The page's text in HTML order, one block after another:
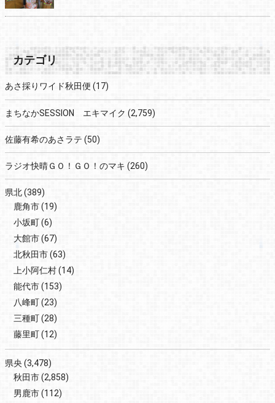
カテゴリ
あさ採りワイド秋田便 (17)
まちなかSESSION エキマイク (2,759)
佐藤有希のあさラテ (50)
ラジオ快晴ＧＯ！ＧＯ！のマキ (260)
県北(389)
鹿角市(19)
小坂町(6)
大館市(67)
北秋田市(63)
上小阿仁村(14)
能代市(153)
八峰町(23)
三種町(28)
藤里町(12)
県央 (3,478)
秋田市(2,858)
男鹿市(112)